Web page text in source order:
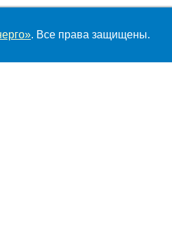
. Все права защищены.